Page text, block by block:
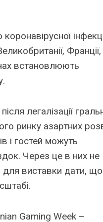
Франції,
встановлюють
легалізації
ринку азартних
і гостей можуть
Через це в них не
для виставки дати, що
Gaming Week –